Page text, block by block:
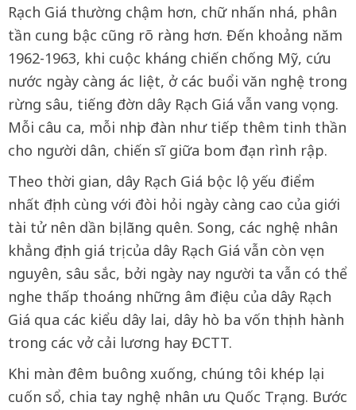
Rạch Giá thường chậm hơn, chữ nhấn nhá, phân
tần cung bậc cũng rõ ràng hơn. Đến khoảng năm
1962-1963, khi cuộc kháng chiến chống Mỹ, cứu
nước ngày càng ác liệt, ở các buổi văn nghệ trong
rừng sâu, tiếng đờn dây Rạch Giá vẫn vang vọng.
Mỗi câu ca, mỗi nhịp đàn như tiếp thêm tinh thần
cho người dân, chiến sĩ giữa bom đạn rình rập.
Theo thời gian, dây Rạch Giá bộc lộ yếu điểm
nhất định cùng với đòi hỏi ngày càng cao của giới
tài tử nên dần bị lãng quên. Song, các nghệ nhân
khẳng định giá trị của dây Rạch Giá vẫn còn vẹn
nguyên, sâu sắc, bởi ngày nay người ta vẫn có thể
nghe thấp thoáng những âm điệu của dây Rạch
Giá qua các kiểu dây lai, dây hò ba vốn thịnh hành
trong các vở cải lương hay ĐCTT.
Khi màn đêm buông xuống, chúng tôi khép lại
cuốn sổ, chia tay nghệ nhân ưu Quốc Trạng. Bước